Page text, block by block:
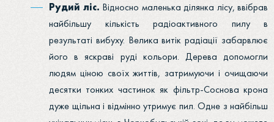
Рудий ліс. Відносно маленька ділянка лісу, ввібрав
найбільшу кількість радіоактивного пилу в
результаті вибуху. Велика витік радіації забарвлює
його в яскраві руді кольори. Дерева допомогли
людям ціною своїх життів, затримуючи і очищаючи
десятки тонких частинок як фільтр-Соснова крона
дуже щільна і відмінно утримує пил. Одне з найбільш